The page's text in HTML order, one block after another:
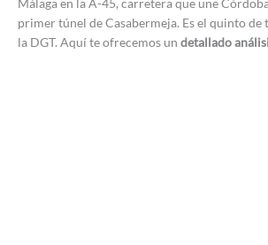
Málaga en la A-45, carretera que une
primer túnel de Casabermeja. Es el quinto de
la DGT. Aquí te ofrecemos un detallado